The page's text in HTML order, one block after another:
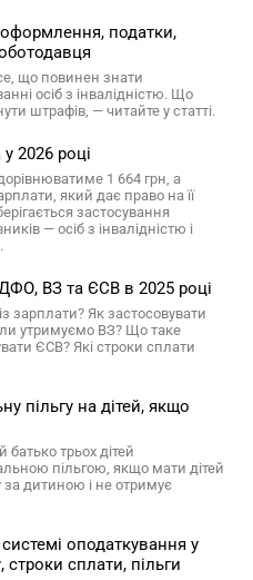
оформлення, податки,
що повинен знати
осіб з інвалідністю. Що
штрафів, — читайте у статті.
2026 році
1 664 грн, а
який дає право на її
застосування
— осіб з інвалідністю і
ВЗ та ЄСВ в 2025 році
зарплати? Як застосовувати
утримуємо ВЗ? Що таке
ЄСВ? Які строки сплати
пільгу на дітей, якщо
трьох дітей
пільгою, якщо мати дітей
за дитиною і не отримує
оподаткування у
строки сплати, пільги